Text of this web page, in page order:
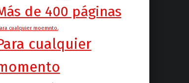
de 400 páginas
cualquier moemnto.
cualquier